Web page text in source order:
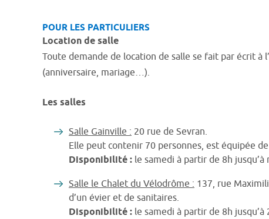
POUR LES PARTICULIERS
Location de salle
Toute demande de location de salle se fait par écrit
(anniversaire, mariage…).
Les salles
Salle Gainville : 20 rue de Sevran.
Elle peut contenir 70 personnes, est équipée
Disponibilité : le samedi à partir de 8h
Salle le Chalet du Vélodrôme : 137, rue
d’un évier et de sanitaires.
Disponibilité : le samedi à partir de 8h